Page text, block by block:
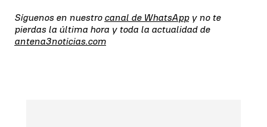
Síguenos en nuestro canal de WhatsAppy no te
pierdas la última hora y toda la actualidad de
antena3noticias.com